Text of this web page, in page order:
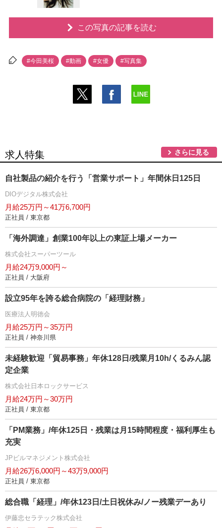
この写真の記事を読む
#今田美桜 #動画 #女優 #写真集
求人特集 さらに見る
自社製品の紹介を行う「営業サポート」年間休日125日
DIOデジタル株式会社
月給25万円～41万6,700円
正社員 / 東京都
「海外調達」創業100年以上の東証上場メーカー
株式会社スーパーツール
月給24万9,000円～
正社員 / 大阪府
設立95年を誇る総合病院の「経理財務」
医療法人明徳会
月給25万円～35万円
正社員 / 神奈川県
未経験歓迎「貿易事務」年休128日/残業月10h/くるみん認
定企業
株式会社日本ロックサービス
月給24万円～30万円
正社員 / 東京都
「PM業務」/年休125日・残業は月15時間程度・福利厚生も
充実
JPビルマネジメント株式会社
月給26万6,000円～43万9,000円
正社員 / 東京都
総合職「経理」/年休123日/土日祝休み/ノー残業デーあり
伊藤忠セラテック株式会社